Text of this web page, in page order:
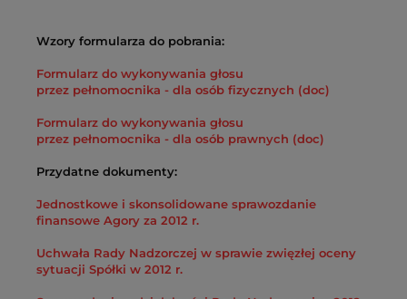
Wzory formularza do pobrania:
Formularz do wykonywania głosu
przez pełnomocnika - dla osób fizycznych (doc)
Formularz do wykonywania głosu
przez pełnomocnika - dla osób prawnych (doc)
Przydatne dokumenty:
Jednostkowe i skonsolidowane sprawozdanie
finansowe Agory za 2012 r.
Uchwała Rady Nadzorczej w sprawie zwięzłej oceny
sytuacji Spółki w 2012 r.